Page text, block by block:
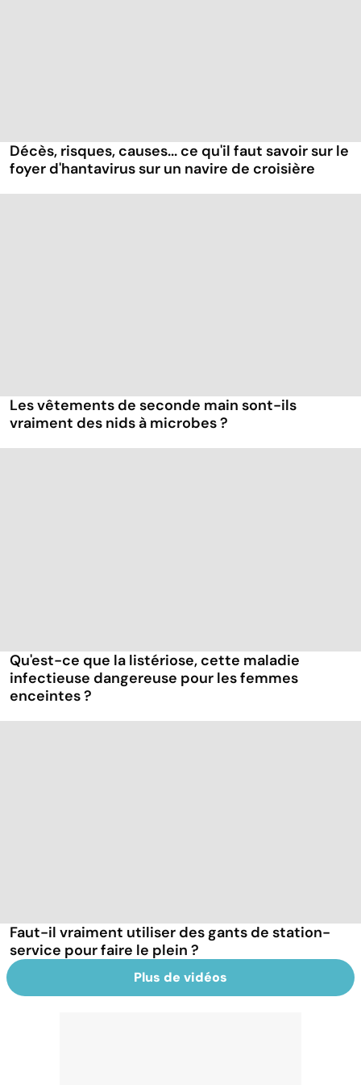
Décès, risques, causes... ce qu'il faut savoir sur le
foyer d'hantavirus sur un navire de croisière
Les vêtements de seconde main sont-ils
vraiment des nids à microbes ?
Qu'est-ce que la listériose, cette maladie
infectieuse dangereuse pour les femmes
enceintes ?
Faut-il vraiment utiliser des gants de station-
service pour faire le plein ?
Plus de vidéos